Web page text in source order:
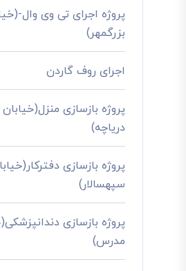
پروژه اجرای تی وی وال-
بزرگمهر)
اجرای روف گاردن
پروژه بازسازی منزل(خیابان
دریاچه)
پروژه بازسازی
سپهسالار)
پروژه بازسازی
مدرس)